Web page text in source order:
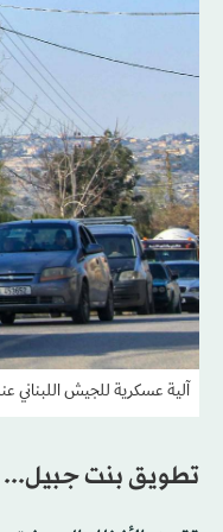
آلية عسكرية للجيش
تطويق بنت جبيل...